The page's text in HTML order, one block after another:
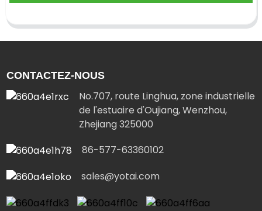
CONTACTEZ-NOUS
No.707, route Linghua, zone industrielle
de l'estuaire d'Oujiang, Wenzhou,
Zhejiang 325000
86-577-63360102
sales@yotai.com